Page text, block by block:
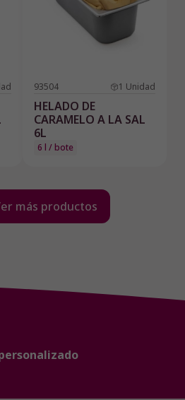
93504 1 Unidad
HELADO DE
CARAMELO A LA SAL
6L
6 l / bote
más productos